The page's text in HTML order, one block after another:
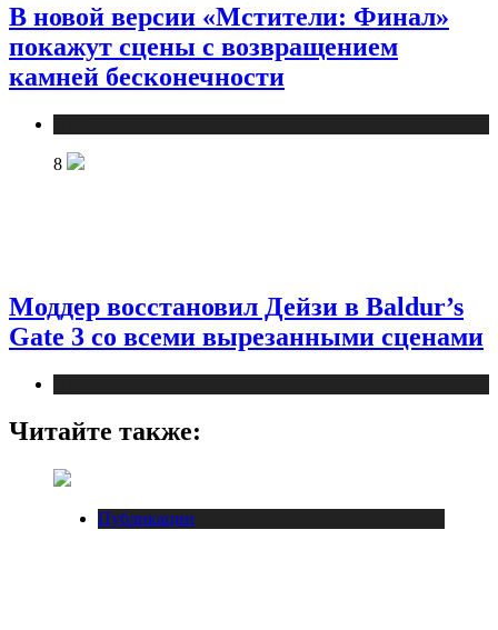
В новой версии «Мстители: Финал»
покажут сцены с возвращением
камней бесконечности
8
Моддер восстановил Дейзи в Baldur’s
Gate 3 со всеми вырезанными сценами
Читайте также:
Публикации